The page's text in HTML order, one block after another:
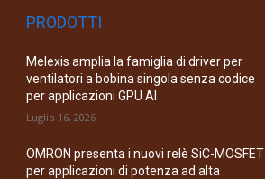
PRODOTTI
Melexis amplia la famiglia di driver per
ventilatori a bobina singola senza codice
per applicazioni GPU AI
Luglio 16, 2026
OMRON presenta i nuovi relè SiC-MOSFET
per applicazioni di potenza ad alta